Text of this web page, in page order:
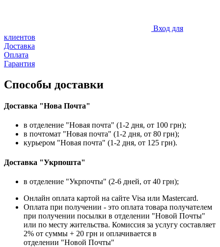
Вход для
клиентов
Доставка
Оплата
Гарантия
Способы доставки
Доставка "Нова Почта"
в отделение "Новая почта" (1-2 дня, от 100 грн);
в почтомат "Новая почта" (1-2 дня, от 80 грн);
курьером "Новая почта" (1-2 дня, от 125 грн).
Доставка "Укрпошта"
в отделение "Укрпочты" (2-6 дней, от 40 грн);
Онлайн оплата картой на сайте Visa или Mastercard.
Оплата при получении - это оплата товара получателем
при получении посылки в отделении "Новой Почты"
или по месту жительства. Комиссия за услугу составляет
2% от суммы + 20 грн и оплачивается в
отделении "Новой Почты"